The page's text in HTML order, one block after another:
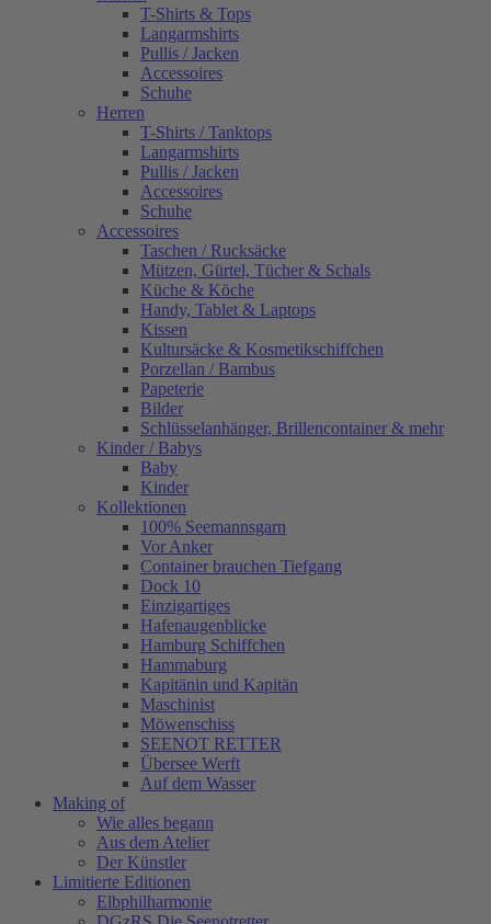
T-Shirts & Tops
Langarmshirts
Pullis / Jacken
Accessoires
Schuhe
Herren
T-Shirts / Tanktops
Langarmshirts
Pullis / Jacken
Accessoires
Schuhe
Accessoires
Taschen / Rucksäcke
Mützen, Gürtel, Tücher & Schals
Küche & Köche
Handy, Tablet & Laptops
Kissen
Kultursäcke & Kosmetikschiffchen
Porzellan / Bambus
Papeterie
Bilder
Schlüsselanhänger, Brillencontainer & mehr
Kinder / Babys
Baby
Kinder
Kollektionen
100% Seemannsgarn
Vor Anker
Container brauchen Tiefgang
Dock 10
Einzigartiges
Hafenaugen­blicke
Hamburg Schiffchen
Hammaburg
Kapitänin und Kapitän
Maschinist
Möwenschiss
SEENOT RETTER
Übersee Werft
Auf dem Wasser
Making of
Wie alles begann
Aus dem Atelier
Der Künstler
Limitierte Editionen
Elbphilharmonie